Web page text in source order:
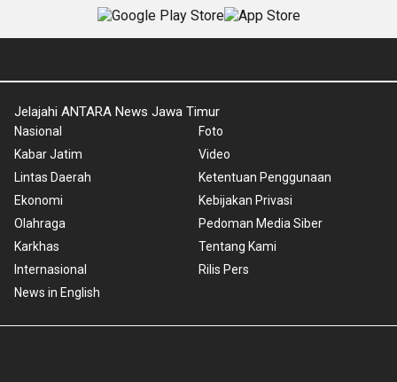
Jelajahi ANTARA News Jawa Timur
Nasional
Kabar Jatim
Lintas Daerah
Ekonomi
Olahraga
Karkhas
Internasional
News in English
Foto
Video
Ketentuan Penggunaan
Kebijakan Privasi
Pedoman Media Siber
Tentang Kami
Rilis Pers